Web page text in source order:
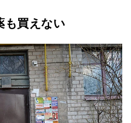
買えない